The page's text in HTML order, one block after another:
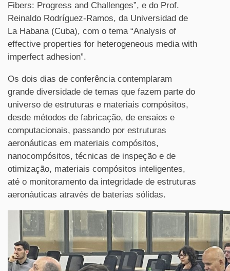
Fibers: Progress and Challenges”, e do Prof.
Reinaldo Rodríguez-Ramos, da Universidad de
La Habana (Cuba), com o tema “Analysis of
effective properties for heterogeneous media with
imperfect adhesion”.
Os dois dias de conferência contemplaram
grande diversidade de temas que fazem parte do
universo de estruturas e materiais compósitos,
desde métodos de fabricação, de ensaios e
computacionais, passando por estruturas
aeronáuticas em materiais compósitos,
nanocompósitos, técnicas de inspeção e de
otimização, materiais compósitos inteligentes,
até o monitoramento da integridade de estruturas
aeronáuticas através de baterias sólidas.